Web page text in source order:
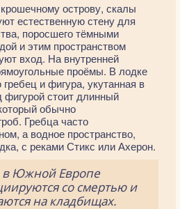
острову, скалы
естественную стену для
поросшего тёмными
и этим пространством
вход. На внутренней
проёмы. В лодке
и фигура, укутанная в
стоит длинный
обычно
Гребца часто
а водное пространство,
с реками Стикс или Ахерон.
в Южной Европе
со смертью и
на кладбищах.